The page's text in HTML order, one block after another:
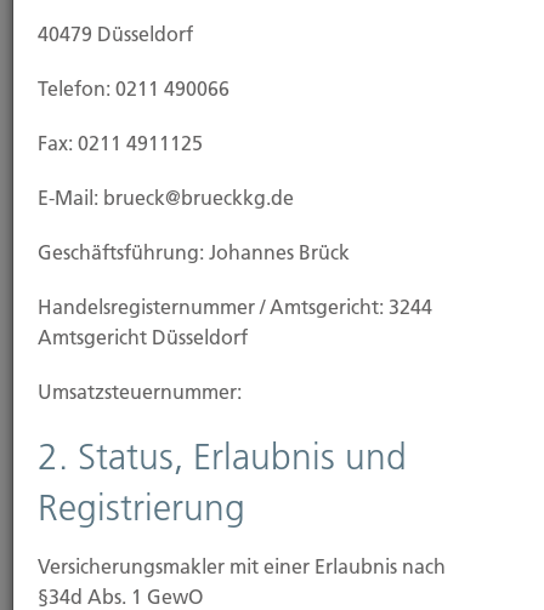
Ansprechpartner
Inhaber
Tel.: 0211 - 49 00 66
E-Mail Vita
40479 Düsseldorf
Telefon: 0211 490066
Fax: 0211 4911125
E-Mail: brueck@brueckkg.de
Geschäftsführung: Johannes Brück
Handels­registernummer / Amtsgericht: 3244
Amtsgericht Düsseldorf
Umsatzsteuer­nummer:
2. Status, Erlaubnis und
Registrierung
Versicherungsmakler mit einer Erlaubnis nach
§34d Abs. 1 GewO